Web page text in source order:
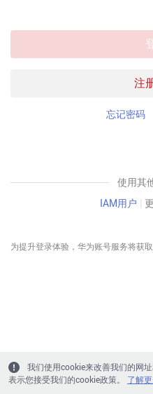
注
忘记密码
使用其
IAM用户 |
为提升登录体验，华为账号服务将获
我们使用cookie来改善我们的网
表示您接受我们的cookie政策。
了解